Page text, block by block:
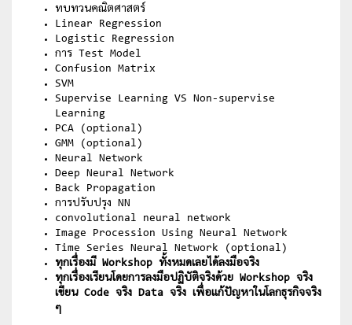
ทบทวนคณิตศาสตร์
Linear Regression
Logistic Regression
การ Test Model
Confusion Matrix
SVM
Supervise Learning VS Non-supervise
Learning
PCA (optional)
GMM (optional)
Neural Network
Deep Neural Network
Back Propagation
การปรับปรุง NN
convolutional neural network
Image Procession Using Neural Network
Time Series Neural Network (optional)
ทุกเรื่องมี Workshop ทั้งหมดเลยได้ลงมือจริง
ทุกเรื่องเรียนโดยการลงมือปฏิบัติจริงด้วย Workshop จริง
เขียน Code จริง Data จริง เพื่อแก้ปัญหาในโลกธุรกิจจริง
ๆ